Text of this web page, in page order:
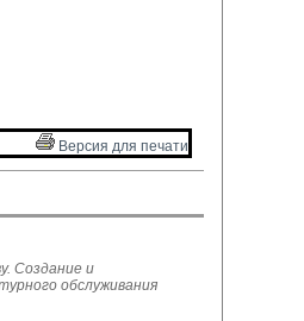
Версия для печати
Создание и
обслуживания